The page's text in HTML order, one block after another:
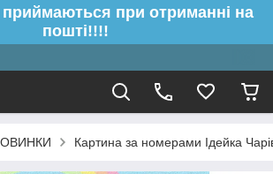
приймаються при отриманні на
пошті!!!!
Картина за номерами Ідейка